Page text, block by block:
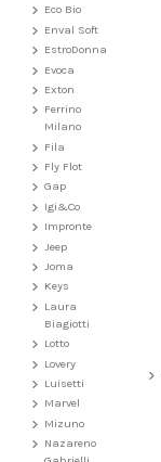
Eco Bio
Enval Soft
EstroDonna
Evoca
Exton
Ferrino
Milano
Fila
Fly Flot
Gap
Igi&Co
Impronte
Jeep
Joma
Keys
Laura
Biagiotti
Lotto
Lovery
Luisetti
Marvel
Mizuno
Nazareno